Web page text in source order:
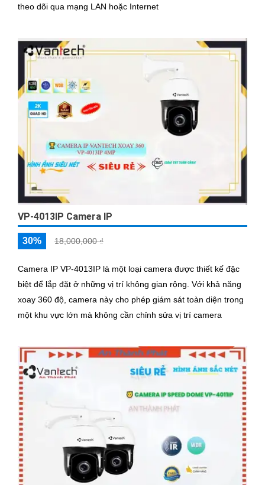
theo dõi qua mạng LAN hoặc Internet
VP-4013IP Camera IP
30% 18,000,000 ₫
Camera IP VP-4013IP là một loại camera được thiết kế đặc
biệt để lắp đặt ở những vị trí không gian rộng. Với khả năng
xoay 360 độ, camera này cho phép giám sát toàn diện trong
một khu vực lớn mà không cần chỉnh sửa vị trí camera